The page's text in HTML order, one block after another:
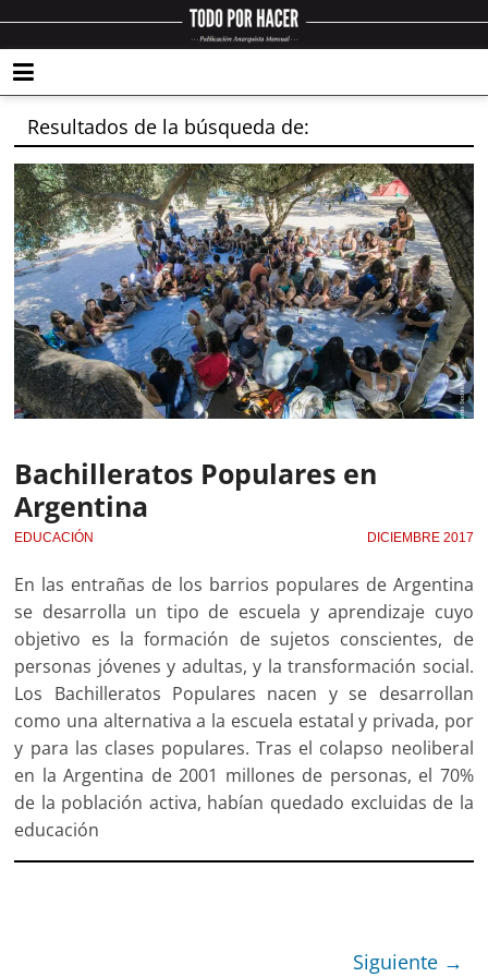
Resultados de la búsqueda de:
Bachilleratos Populares en
Argentina
EDUCACIÓN DICIEMBRE 2017
En las entrañas de los barrios populares de Argentina
se desarrolla un tipo de escuela y aprendizaje cuyo
objetivo es la formación de sujetos conscientes, de
personas jóvenes y adultas, y la transformación social.
Los Bachilleratos Populares nacen y se desarrollan
como una alternativa a la escuela estatal y privada, por
y para las clases populares. Tras el colapso neoliberal
en la Argentina de 2001 millones de personas, el 70%
de la población activa, habían quedado excluidas de la
educación
Siguiente →